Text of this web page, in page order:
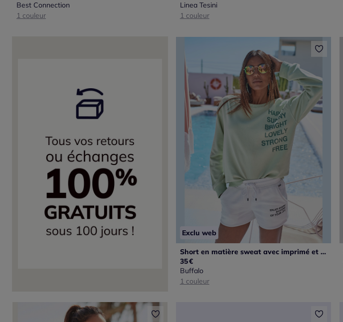
Best Connection
1 couleur
Linea Tesini
1 couleur
Exclu web
Short en matière sweat avec imprimé et poches pratiques
35€
Buffalo
1 couleur